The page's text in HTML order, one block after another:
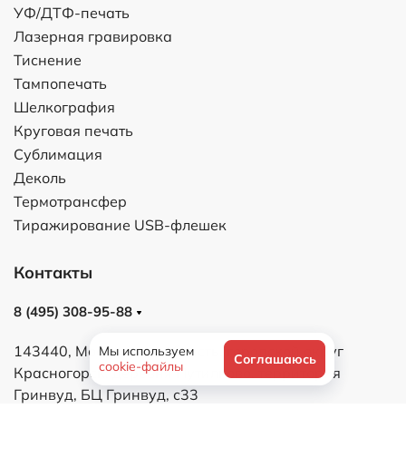
УФ/ДТФ-печать
Лазерная гравировка
Тиснение
Тампопечать
Шелкография
Круговая печать
Сублимация
Деколь
Термотрансфер
Тиражирование USB-флешек
Контакты
8 (495) 308-95-88
143440, Московская область, городской округ
Красногорск, деревня Путилково, территория
Гринвуд, БЦ Гринвуд, с33
Мы используем
cookie-файлы
Соглашаюсь